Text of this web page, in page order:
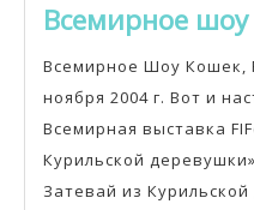
Всемирное
Всемирное Шоу Кошек,
ноября 2004 г. Вот и
Всемирная выставка
Курильской
Затевай из